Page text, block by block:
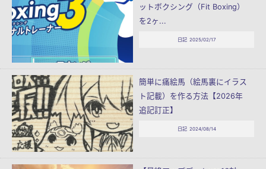
ットボクシング（Fit Boxing）
を2ヶ...
日記 2025/02/17
簡単に痛絵馬（絵馬裏にイラス
ト記載）を作る方法【2026年
追記訂正】
日記 2024/08/14